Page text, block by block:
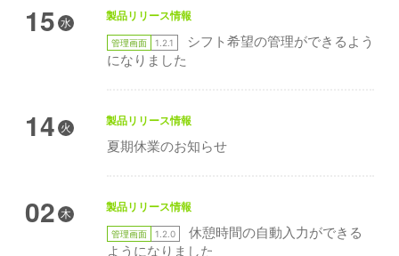
15 水
製品リリース情報
管理画面 1.2.1
シフト希望の管理ができるよう
になりました
14 火
製品リリース情報
夏期休業のお知らせ
02 木
製品リリース情報
管理画面 1.2.0
休憩時間の自動入力ができる
ようになりました